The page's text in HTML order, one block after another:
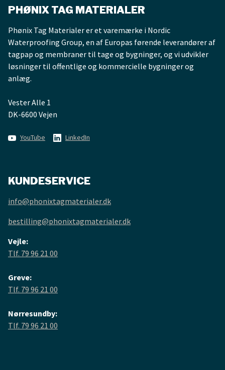
PHØNIX TAG MATERIALER
Phønix Tag Materialer er et varemærke i Nordic
Waterproofing Group, en af Europas førende leverandører af
tagpap og membraner til tage og bygninger, og vi udvikler
løsninger til offentlige og kommercielle bygninger og
anlæg.
Vester Alle 1
DK-6600 Vejen
YouTube LinkedIn
KUNDESERVICE
info@phonixtagmaterialer.dk
bestilling@phonixtagmaterialer.dk
Vejle:
Tlf. 79 96 21 00
Greve:
Tlf. 79 96 21 00
Nørresundby:
Tlf. 79 96 21 00